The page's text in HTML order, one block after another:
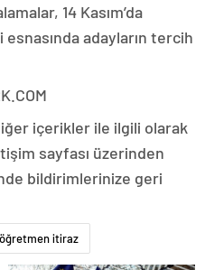
14 Kasım’da
adayların tercih
içerikler ile ilgili olarak
sayfası üzerinden
bildirimlerinize geri
itiraz